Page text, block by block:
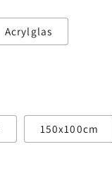
Acrylglas
150x100cm